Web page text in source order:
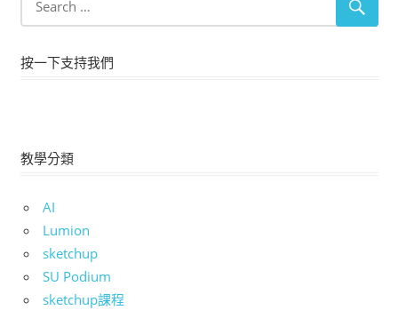
按一下支持我們
教學分類
AI
Lumion
sketchup
SU Podium
sketchup課程